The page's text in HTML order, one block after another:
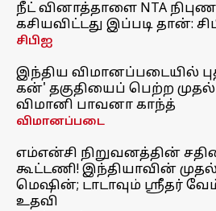
நீட் வினாத்தாளை NTA
கசியவிட்டது இப்படி தான்:
சிபிஐ
இந்திய விமானப்படையில்
கன்' தகுதியைப் பெற்ற
விமானி பாவனா காந்த்
விமானப்படை
எம்என்சி நிறுவனத்தின்
கூட்டணி! இந்தியாவின்
மெஷின்; டாடாவும் ஸ்ரீதர்
உதவி